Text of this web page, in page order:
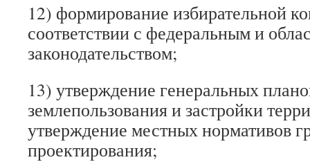
12) формирование избирательной
соответствии с федеральным и
законодательством;
13) утверждение генеральных
землепользования и застройки
утверждение местных нормативов
проектирования;